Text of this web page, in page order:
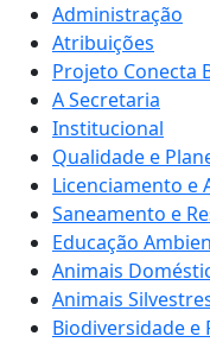
Administração
Atribuições
Projeto Conecta
A Secretaria
Institucional
Qualidade e
Licenciamento e
Saneamento e
Educação
Animais
Animais
Biodiversidade e